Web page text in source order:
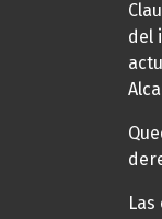
del